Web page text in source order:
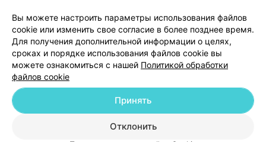
Медицинский маркетинг
Публичный договор
Пользовательское соглашение
Способы оплаты
Вакансии
Партнеры
Написать в поддержку
Персональные настройки cookie
Обработка персональных данных
Вы можете настроить параметры использования файлов
cookie или изменить свое согласие в более позднее время.
Для получения дополнительной информации о целях,
сроках и порядке использования файлов cookie вы
можете ознакомиться с нашей Политикой обработки
файлов cookie
Отклонить
Принять